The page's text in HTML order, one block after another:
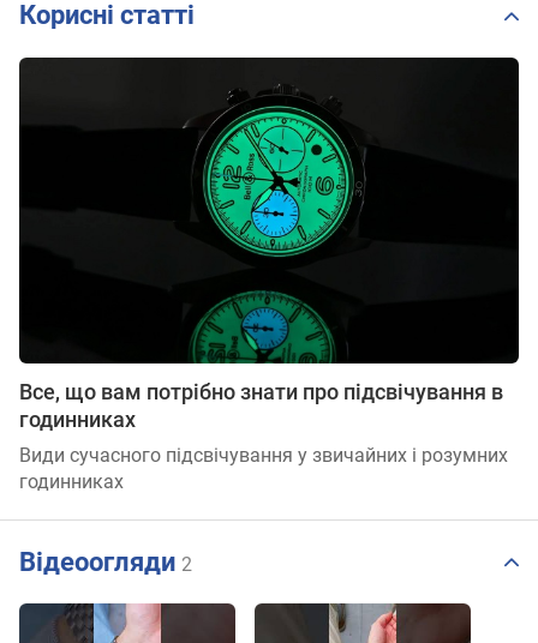
Корисні статті
Все, що вам потрібно знати про підсвічування в
годинниках
Види сучасного підсвічування у звичайних і розумних
годинниках
Відеоогляди 2